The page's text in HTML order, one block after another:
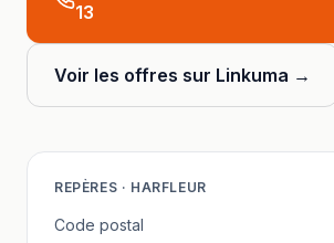
13
Voir les offres sur Linkuma →
REPÈRES · HARFLEUR
Code postal